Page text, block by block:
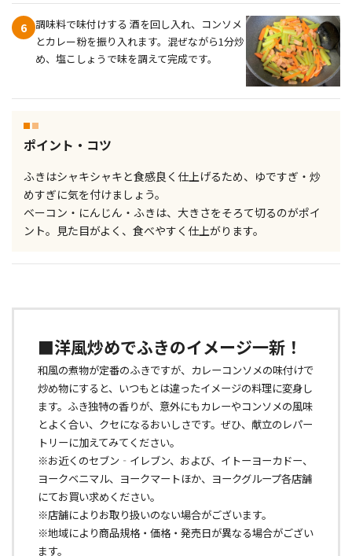
6 調味料で味付けする 酒を回し入れ、コンソメ
とカレー粉を振り入れます。混ぜながら1分炒
め、塩こしょうで味を調えて完成です。
ポイント・コツ
ふきはシャキシャキと食感良く仕上げるため、ゆですぎ・炒
めすぎに気を付けましょう。
ベーコン・にんじん・ふきは、大きさをそろて切るのがポイ
ント。見た目がよく、食べやすく仕上がります。
■洋風炒めでふきのイメージ一新！
和風の煮物が定番のふきですが、カレーコンソメの味付けで
炒め物にすると、いつもとは違ったイメージの料理に変身し
ます。ふき独特の香りが、意外にもカレーやコンソメの風味
とよく合い、クセになるおいしさです。ぜひ、献立のレパー
トリーに加えてみてください。
※お近くのセブン‐イレブン、および、イトーヨーカドー、
ヨークベニマル、ヨークマートほか、ヨークグループ各店舗
にてお買い求めください。
※店舗によりお取り扱いのない場合がございます。
※地域により商品規格・価格・発売日が異なる場合がござい
ます。